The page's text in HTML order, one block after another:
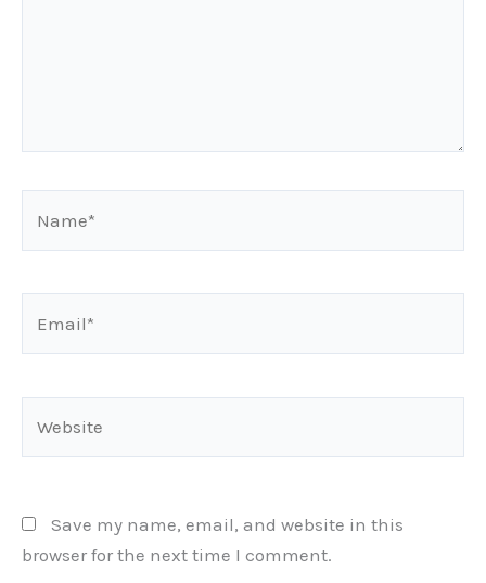
Save my name, email, and website in this
browser for the next time I comment.